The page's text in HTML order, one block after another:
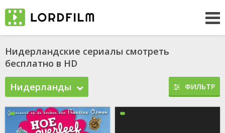
Нидерландские сериалы смотреть
бесплатно в HD
Нидерланды
ФИЛЬТР